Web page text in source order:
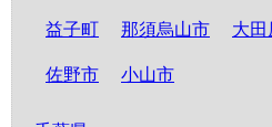
益子町 那須烏山市 大田
佐野市 小山市